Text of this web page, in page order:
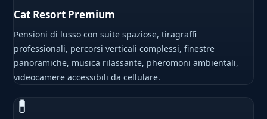
Cat Resort Premium
Pensioni di lusso con suite spaziose, tiragraffi
professionali, percorsi verticali complessi, finestre
panoramiche, musica rilassante, pheromoni ambientali,
videocamere accessibili da cellulare.
💊